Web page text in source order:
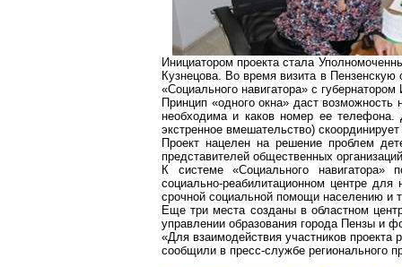
Инициатором проекта стала
Кузнецова. Во время визита в Пензенскую
«Социального навигатора» с
Принцип «одного окна» даст
необходима и каков номер ее телефона.
экстренное вмешательство)
Проект нацелен на решение проблем
представителей общественных
К системе «Социального навигатора»
социально-реабилитационном центре
срочной социальной помощи населению и
Еще три места созданы в областном
управлении образования города Пензы и
«Для взаимодействия участников
сообщили в пресс-службе регионального